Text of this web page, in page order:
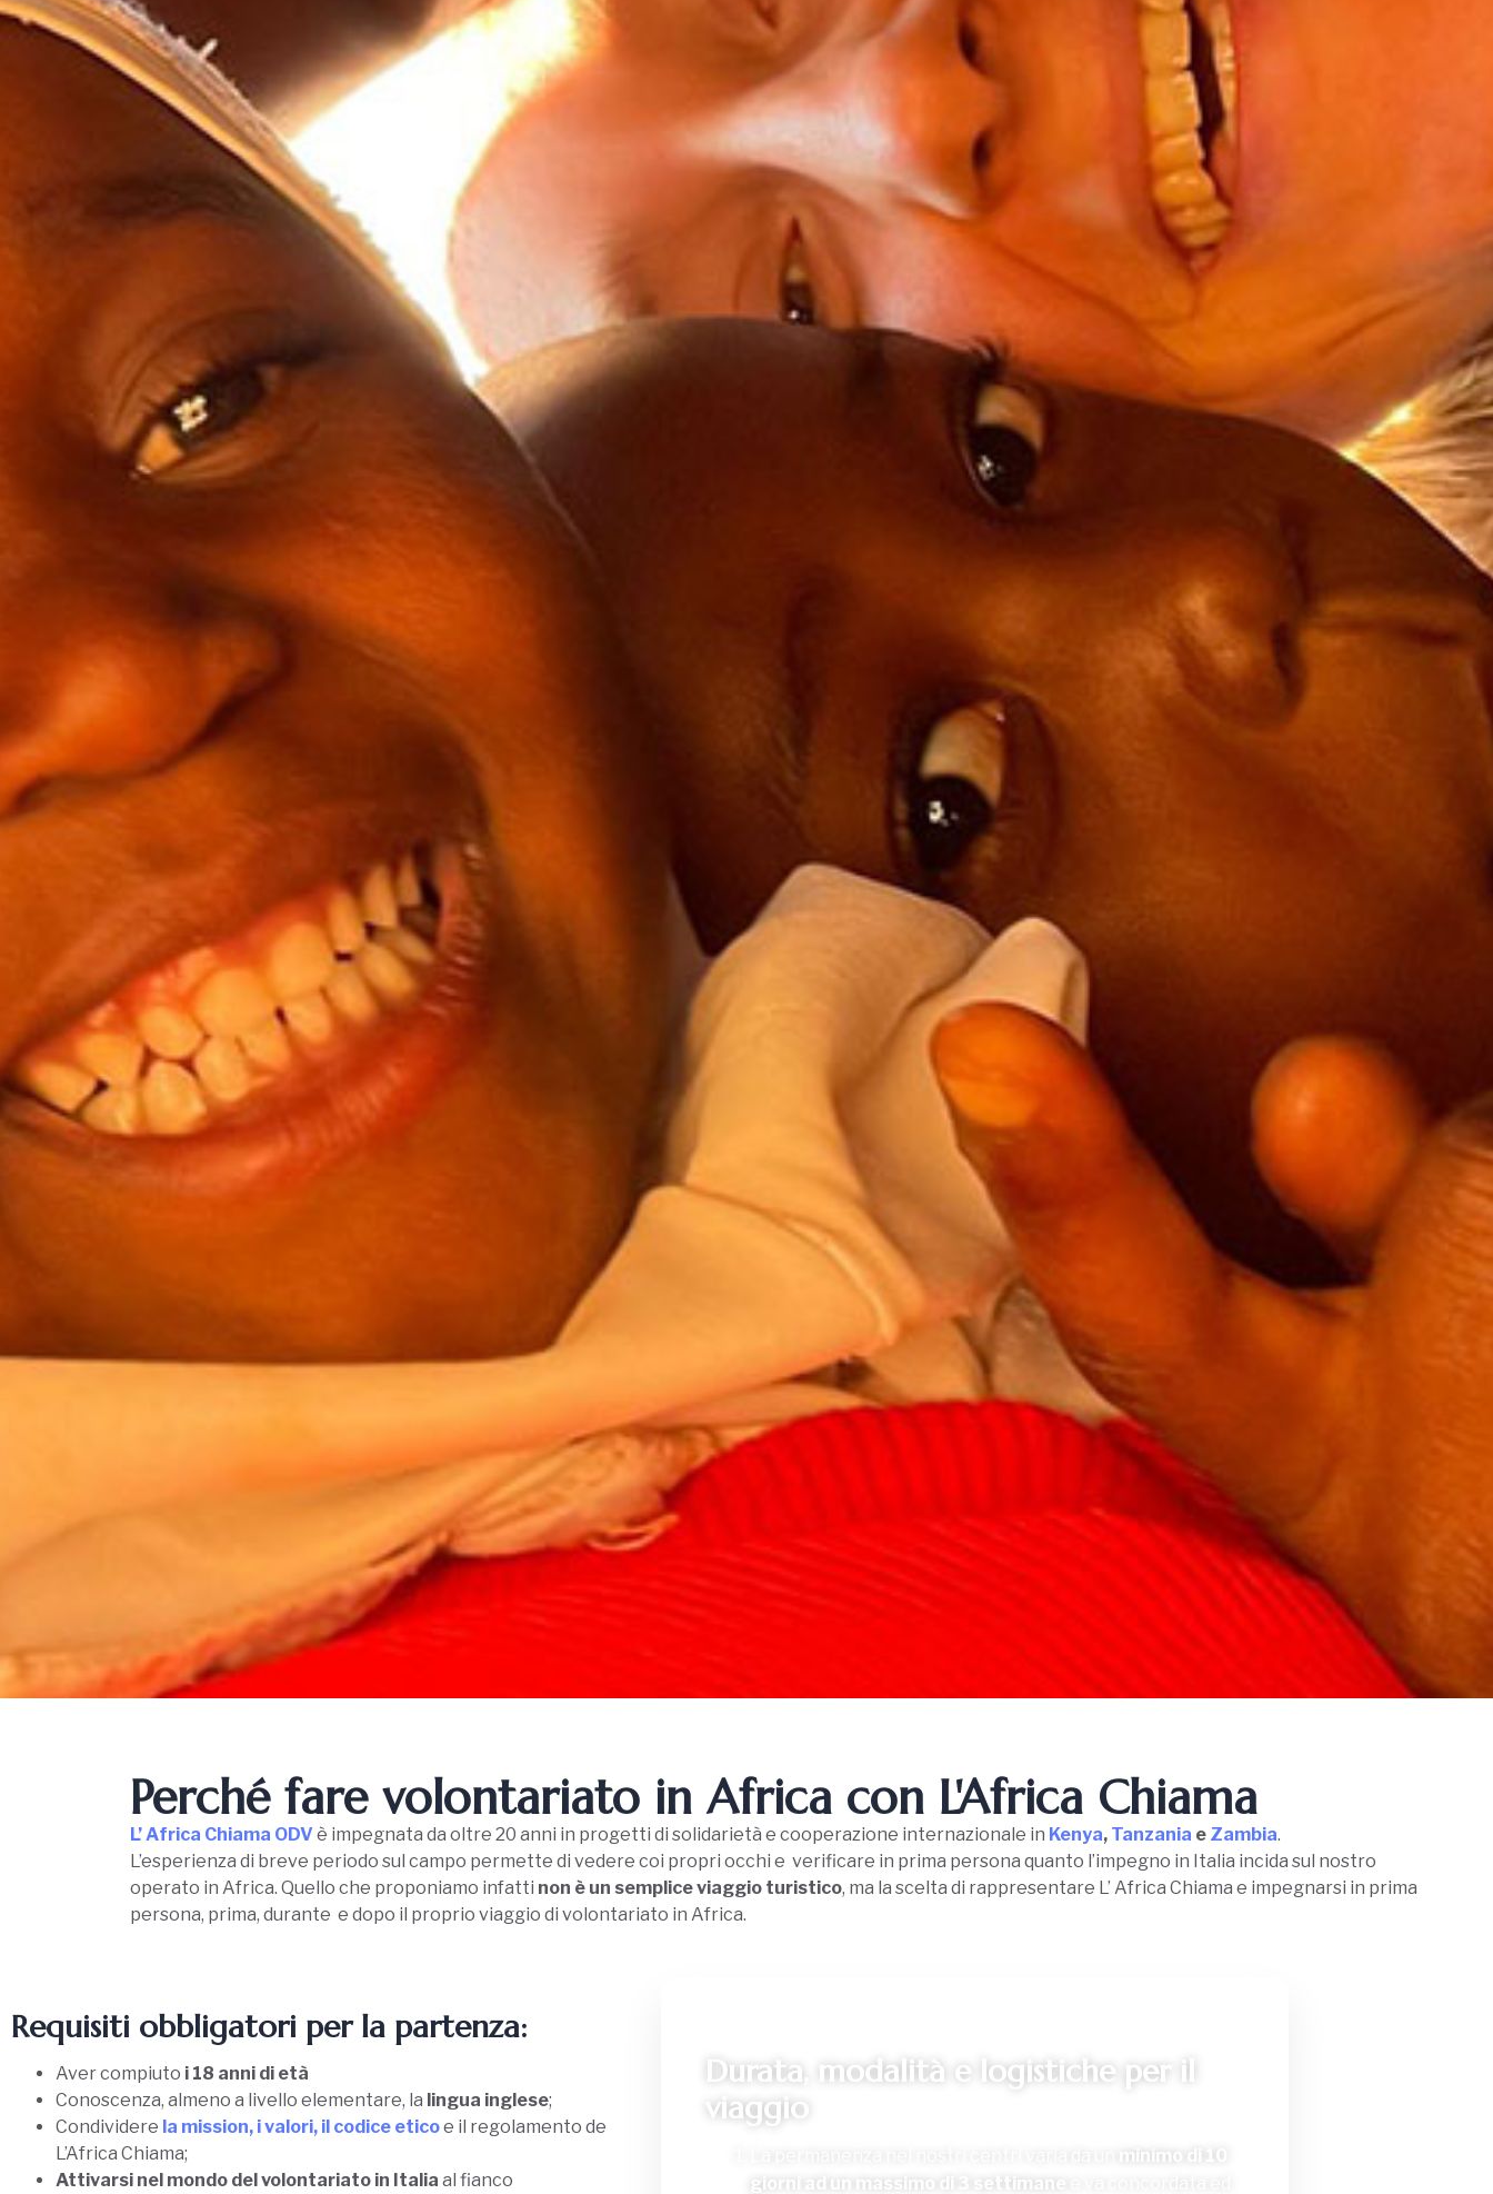
VOLONTARIATO IN
AFRICA
Perché fare volontariato in Africa con L'Africa Chiama
L’ Africa Chiama ODV è impegnata da oltre 20 anni in progetti di solidarietà e cooperazione internazionale in Kenya, Tanzania e Zambia.
L’esperienza di breve periodo sul campo permette di vedere coi propri occhi e verificare in prima persona quanto l’impegno in Italia incida sul nostro
operato in Africa. Quello che proponiamo infatti non è un semplice viaggio turistico, ma la scelta di rappresentare L’ Africa Chiama e impegnarsi in prima
persona, prima, durante e dopo il proprio viaggio di volontariato in Africa.
Requisiti obbligatori per la partenza:
Aver compiuto i 18 anni di età
Conoscenza, almeno a livello elementare, la lingua inglese;
Condividere la mission, i valori, il codice eticoe il regolamento de
L’Africa Chiama;
Attivarsi nel mondo del volontariato in Italia al fianco
Durata, modalità e logistiche per il
viaggio
minimo di 10
giorni ad un massimo di 3 settimane